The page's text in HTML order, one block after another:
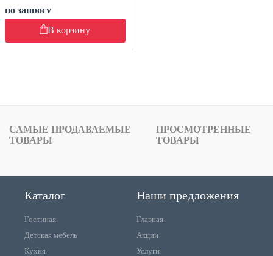
по запросу
В корзину
САМЫЕ ПРОДАВАЕМЫЕ
ТОВАРЫ
ПРОСМОТРЕННЫЕ
ТОВАРЫ
Каталог
Гостиная
Детская мебель
Кухня
Наши предложения
Главная
Акции
Услуги